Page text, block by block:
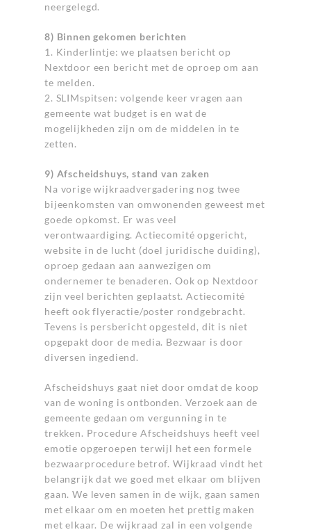
neergelegd.
8) Binnen gekomen berichten
1. Kinderlintje: we plaatsen bericht op
Nextdoor een bericht met de oproep om aan
te melden.
2. SLIMspitsen: volgende keer vragen aan
gemeente wat budget is en wat de
mogelijkheden zijn om de middelen in te
zetten.
9) Afscheidshuys, stand van zaken
Na vorige wijkraadvergadering nog twee
bijeenkomsten van omwonenden geweest met
goede opkomst. Er was veel
verontwaardiging. Actiecomité opgericht,
website in de lucht (doel juridische duiding),
oproep gedaan aan aanwezigen om
ondernemer te benaderen. Ook op Nextdoor
zijn veel berichten geplaatst. Actiecomité
heeft ook flyeractie/poster rondgebracht.
Tevens is persbericht opgesteld, dit is niet
opgepakt door de media. Bezwaar is door
diversen ingediend.
Afscheidshuys gaat niet door omdat de koop
van de woning is ontbonden. Verzoek aan de
gemeente gedaan om vergunning in te
trekken. Procedure Afscheidshuys heeft veel
emotie opgeroepen terwijl het een formele
bezwaarprocedure betrof. Wijkraad vindt het
belangrijk dat we goed met elkaar om blijven
gaan. We leven samen in de wijk, gaan samen
met elkaar om en moeten het prettig maken
met elkaar. De wijkraad zal in een volgende